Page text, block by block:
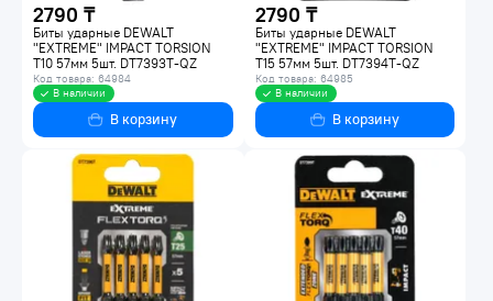
2790 ₸
Биты ударные DEWALT
"EXTREME" IMPACT TORSION
T10 57мм 5шт. DT7393T-QZ
Код товара: 64984
В наличии
В корзину
2790 ₸
Биты ударные DEWALT
"EXTREME" IMPACT TORSION
Т15 57мм 5шт. DT7394T-QZ
Код товара: 64985
В наличии
В корзину